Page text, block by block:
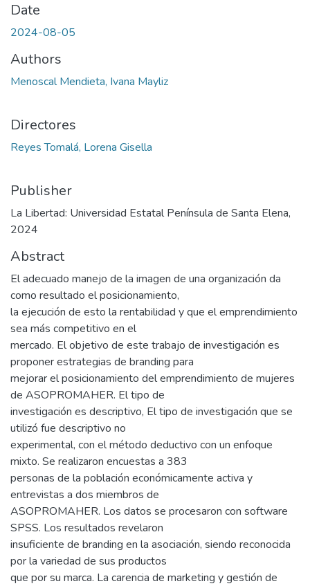
Date
2024-08-05
Authors
Menoscal Mendieta, Ivana Mayliz
Directores
Reyes Tomalá, Lorena Gisella
Publisher
La Libertad: Universidad Estatal Península de Santa Elena,
2024
Abstract
El adecuado manejo de la imagen de una organización da
como resultado el posicionamiento,
la ejecución de esto la rentabilidad y que el emprendimiento
sea más competitivo en el
mercado. El objetivo de este trabajo de investigación es
proponer estrategias de branding para
mejorar el posicionamiento del emprendimiento de mujeres
de ASOPROMAHER. El tipo de
investigación es descriptivo, El tipo de investigación que se
utilizó fue descriptivo no
experimental, con el método deductivo con un enfoque
mixto. Se realizaron encuestas a 383
personas de la población económicamente activa y
entrevistas a dos miembros de
ASOPROMAHER. Los datos se procesaron con software
SPSS. Los resultados revelaron
insuficiente de branding en la asociación, siendo reconocida
por la variedad de sus productos
que por su marca. La carencia de marketing y gestión de